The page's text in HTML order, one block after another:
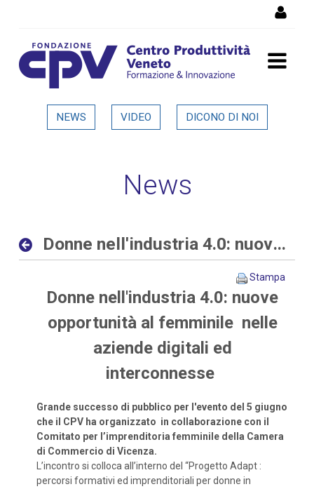
Donne nell'industria 4.0:
femminile nelle aziende
Dettaglio in evidenza
NEWS VIDEO DICONO DI NOI
News
Donne nell'industria 4.0: nuove opportunità al femminile nelle aziende digitali ed interconnesse
Stampa
Donne nell'industria 4.0: nuove
opportunità al femminile nelle
aziende digitali ed
interconnesse
Grande successo di pubblico per l'evento del 5 giugno
che il CPV ha organizzato in collaborazione con il
Comitato per l’imprenditoria femminile della Camera
di Commercio di Vicenza.
L’incontro si colloca all’interno del “Progetto Adapt :
percorsi formativi ed imprenditoriali per donne in